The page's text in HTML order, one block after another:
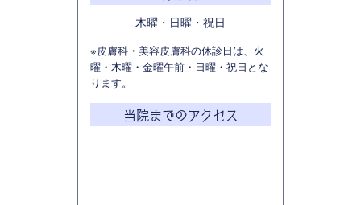
木曜・日曜・祝日
※皮膚科・美容皮膚科の休診日は、火
曜・木曜・金曜午前・日曜・祝日とな
ります。
当院までのアクセス